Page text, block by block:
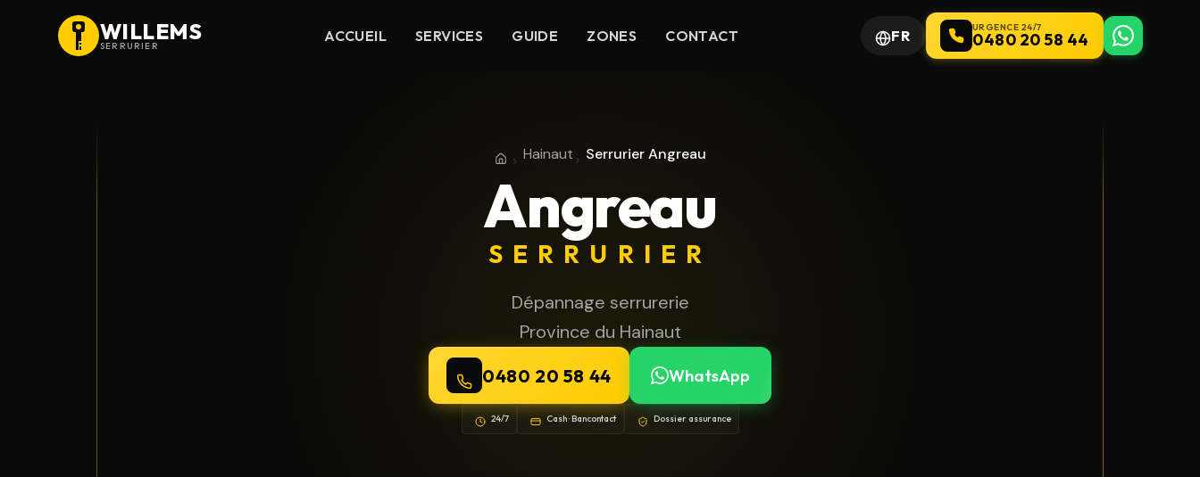
WILLEMS
SERRURIER
ACCUEIL SERVICES GUIDE ZONES CONTACT FR URGENCE 24/7
0480 20 58 44
AccueilProvince du Hainaut
Hainaut Serrurier Angreau
Angreau
SERRURIER
Dépannage serrurerie
Province du Hainaut
0480 20 58 44 WhatsApp
24/7 Cash · Bancontact Dossier assurance